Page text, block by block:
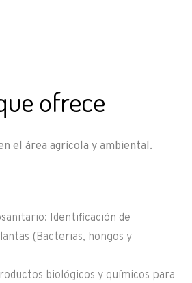
ofrece
el área agrícola y ambiental.
Identificación de
(Bacterias, hongos y
biológicos y químicos para